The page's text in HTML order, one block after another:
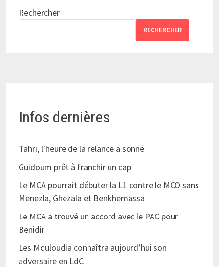
Rechercher
RECHERCHER
Infos dernières
Tahri, l’heure de la relance a sonné
Guidoum prêt à franchir un cap
Le MCA pourrait débuter la L1 contre le MCO sans
Menezla, Ghezala et Benkhemassa
Le MCA a trouvé un accord avec le PAC pour
Benidir
Les Mouloudia connaîtra aujourd’hui son
adversaire en LdC